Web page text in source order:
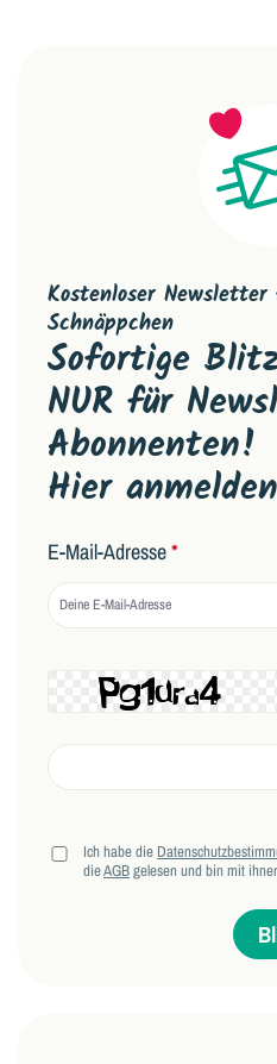
Kostenloser
Schnäppchen
Sofortige
NUR für
Abonnenten!
Hier
E-Mail-Adresse*
Ich habe die
dieAGBgelesen und bin mit